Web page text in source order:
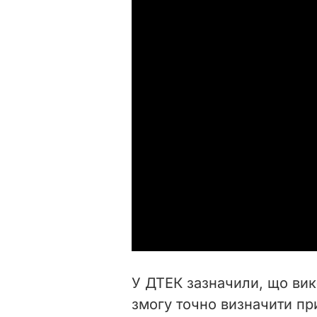
У ДТЕК зазначили, що
змогу точно визначити